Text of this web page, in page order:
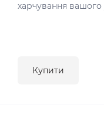
харчування
Купити